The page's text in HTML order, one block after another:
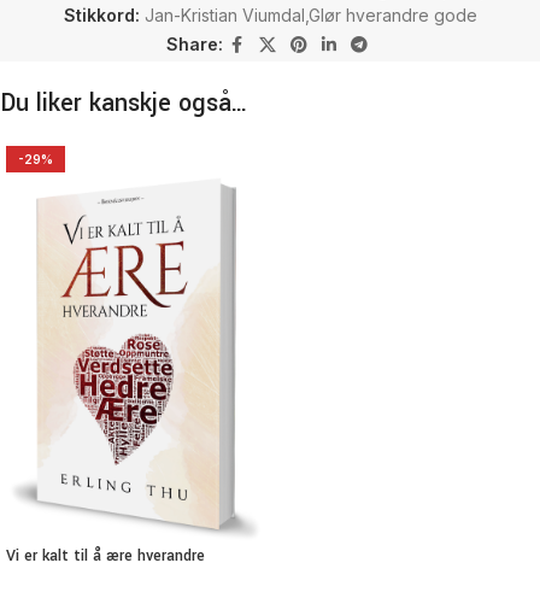
Stikkord: Jan-Kristian Viumdal,Glør hverandre gode
Share:
Du liker kanskje også…
-29%
Vi er kalt til å ære hverandre